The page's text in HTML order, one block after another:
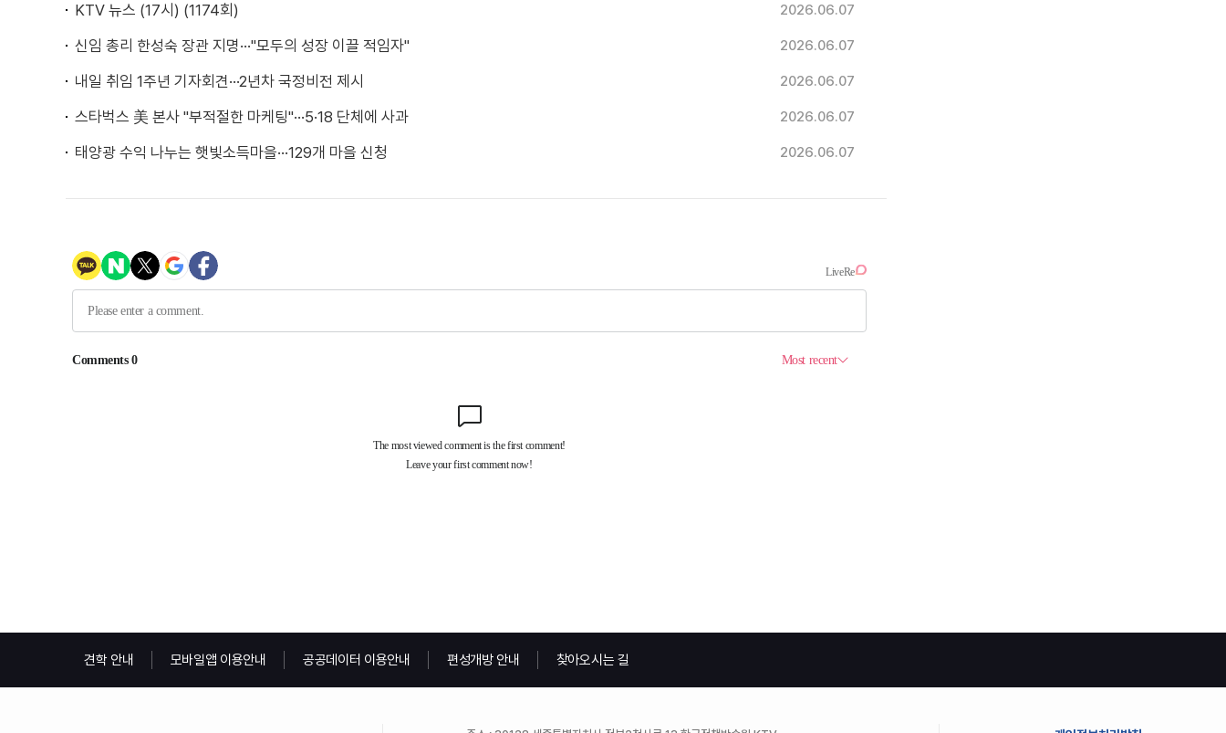
KTV 뉴스 (17시) (1174회) 2026.06.07
신임 총리 한성숙 장관 지명···"모두의 성장 이끌 적임자" 2026.06.07
내일 취임 1주년 기자회견···2년차 국정비전 제시 2026.06.07
스타벅스 美 본사 "부적절한 마케팅"···5·18 단체에 사과 2026.06.07
태양광 수익 나누는 햇빛소득마을···129개 마을 신청 2026.06.07
견학 안내 모바일앱 이용안내 공공데이터 이용안내 편성개방 안내 찾아오시는 길